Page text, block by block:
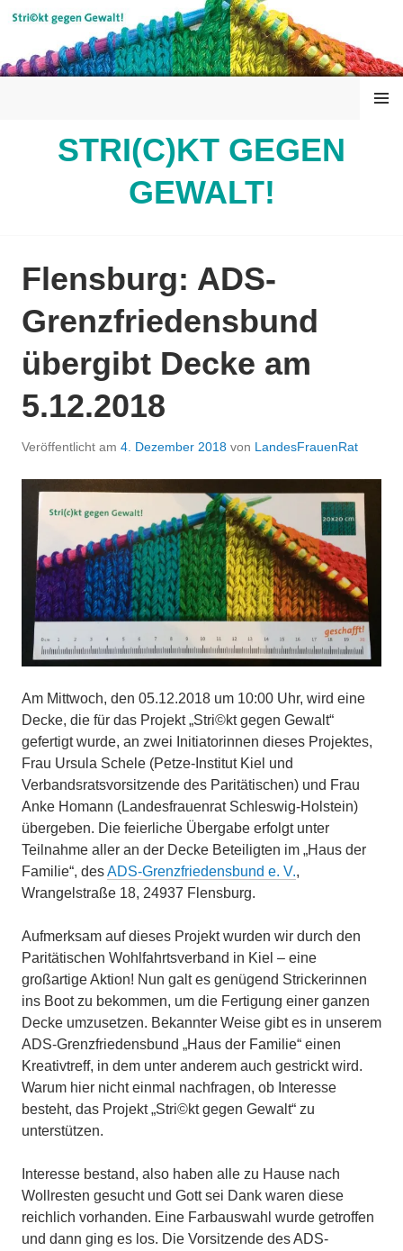
Springe
Inhalt
STRI(C)KT GEGEN
GEWALT!
MENÜ
Flensburg: ADS-
Grenzfriedensbund
übergibt Decke am
5.12.2018
Veröffentlicht am 4. Dezember 2018 von LandesFrauenRat
Am Mittwoch, den 05.12.2018 um 10:00 Uhr, wird eine
Decke, die für das Projekt „Stri©kt gegen Gewalt“
gefertigt wurde, an zwei Initiatorinnen dieses Projektes,
Frau Ursula Schele (Petze-Institut Kiel und
Verbandsratsvorsitzende des Paritätischen) und Frau
Anke Homann (Landesfrauenrat Schleswig-Holstein)
übergeben. Die feierliche Übergabe erfolgt unter
Teilnahme aller an der Decke Beteiligten im „Haus der
Familie“, desADS-Grenzfriedensbund e. V.,
Wrangelstraße 18, 24937 Flensburg.
Aufmerksam auf dieses Projekt wurden wir durch den
Paritätischen Wohlfahrtsverband in Kiel – eine
großartige Aktion! Nun galt es genügend Strickerinnen
ins Boot zu bekommen, um die Fertigung einer ganzen
Decke umzusetzen. Bekannter Weise gibt es in unserem
ADS-Grenzfriedensbund „Haus der Familie“ einen
Kreativtreff, in dem unter anderem auch gestrickt wird.
Warum hier nicht einmal nachfragen, ob Interesse
besteht, das Projekt „Stri©kt gegen Gewalt“ zu
unterstützen.
Interesse bestand, also haben alle zu Hause nach
Wollresten gesucht und Gott sei Dank waren diese
reichlich vorhanden. Eine Farbauswahl wurde getroffen
und dann ging es los. Die Vorsitzende des ADS-